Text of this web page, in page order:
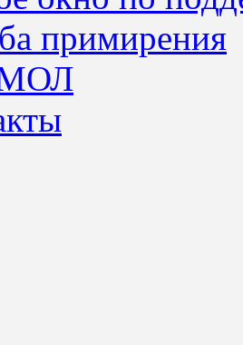
примирения